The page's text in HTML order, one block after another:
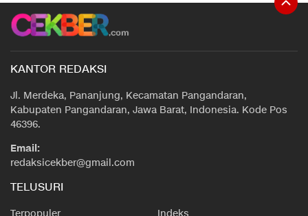
KANTOR REDAKSI
Jl. Merdeka, Pananjung, Kecamatan Pangandaran,
Kabupaten Pangandaran, Jawa Barat, Indonesia. Kode Pos
46396.
Email:
redaksicekber@gmail.com
TELUSURI